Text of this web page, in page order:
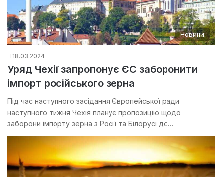
Новини
18.03.2024
Уряд Чехії запропонує ЄС заборонити
імпорт російського зерна
Під час наступного засідання Європейської ради
наступного тижня Чехія планує пропозицію щодо
заборони імпорту зерна з Росії та Білорусі до…